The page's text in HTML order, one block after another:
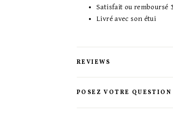
Satisfait ou remboursé
Livré avec son étui
REVIEWS
POSEZ VOTRE QUESTION